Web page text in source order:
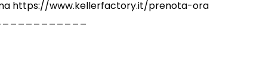
https://www.kellerfactory.it/prenota-ora